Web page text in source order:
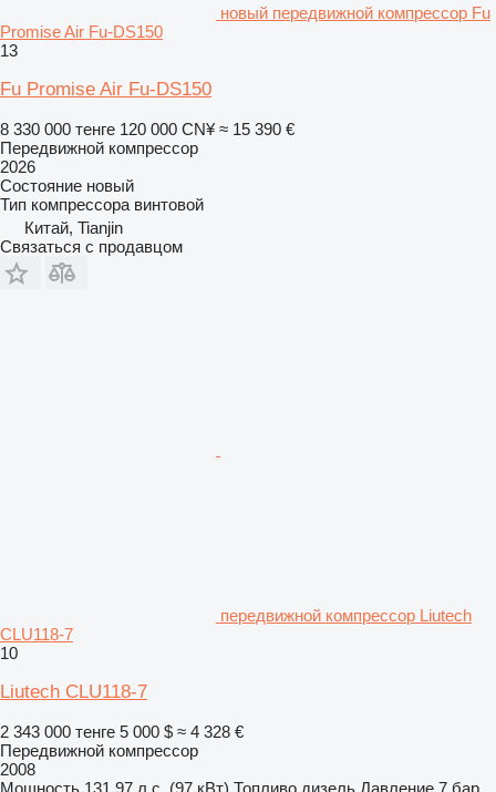
новый передвижной компрессор Fu
Promise Air Fu-DS150
13
Fu Promise Air Fu-DS150
8 330 000 тенге 120 000 CN¥ ≈ 15 390 €
Передвижной компрессор
2026
Состояние новый
Тип компрессора винтовой
Китай, Tianjin
Связаться с продавцом
передвижной компрессор Liutech
CLU118-7
10
Liutech CLU118-7
2 343 000 тенге 5 000 $ ≈ 4 328 €
Передвижной компрессор
2008
Мощность 131.97 л.с. (97 кВт) Топливо дизель Давление 7 бар